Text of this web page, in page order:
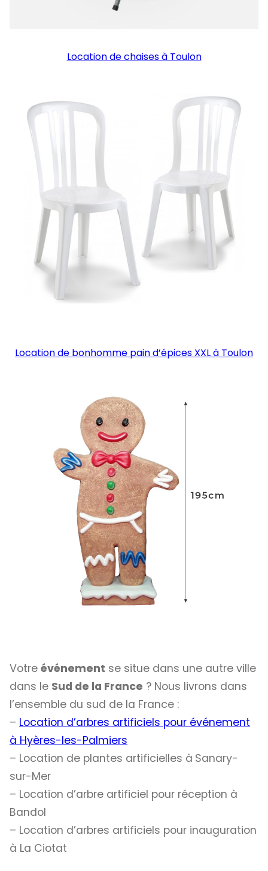
Location de chaises à Toulon
Location de bonhomme pain d’épices XXL à Toulon
Votre événement se situe dans une autre ville
dans le Sud de la France ? Nous livrons dans
l’ensemble du sud de la France :
– Location d’arbres artificiels pour événement
à Hyères-les-Palmiers
– Location de plantes artificielles à Sanary-
sur-Mer
– Location d’arbre artificiel pour réception à
Bandol
– Location d’arbres artificiels pour inauguration
à La Ciotat